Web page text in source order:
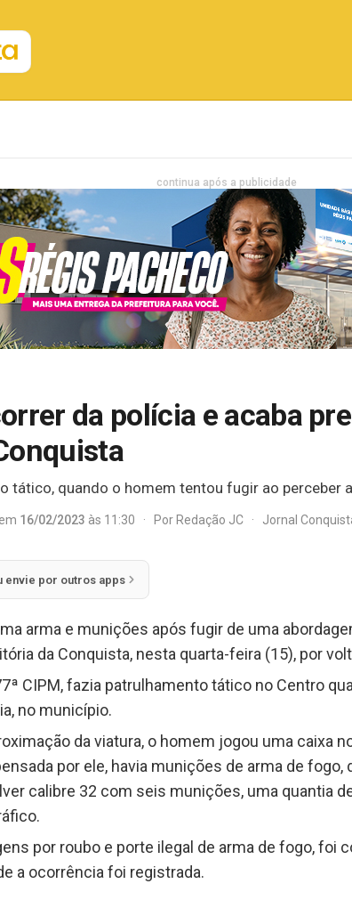
continua após a publicidade
da polícia e acaba
tático, quando o homem tentou fugir ao perceber
16/02/2023 às 11:30 · PorRedação JC · Jornal
envie por outros apps
arma e munições após fugir de uma
da Conquista, nesta quarta-feira (15), por
CIPM, fazia patrulhamento tático no Centro
no município.
da viatura, o homem jogou uma caixa
por ele, havia munições de arma de
calibre 32 com seis munições, uma quantia
por roubo e porte ilegal de arma de fogo, foi
a ocorrência foi registrada.